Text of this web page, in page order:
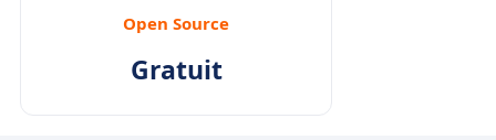
Open Source
Gratuit